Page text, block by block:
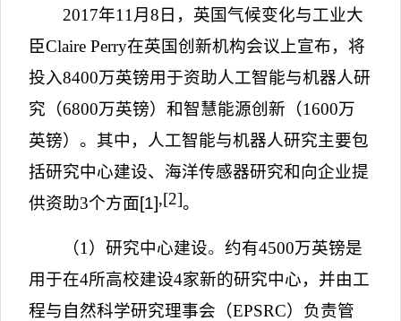
2017年11 月 8 日，英国气候变化与工业大
臣Claire Perry在英国创新机构会议上宣布，将
投入8400万英镑用于资助人工智能与机器人研
究（6800万英镑）和智慧能源创新（1600万
英镑）。其中，人工智能与机器人研究主要包
括研究中心建设、海洋传感器研究和向企业提
供资助3个方面[1],[2]。
（1 ）研究中心建设。 约有4500万英镑是
用于在4所高校建设4家新的研究中心，并由工
程与自然科学研究理事会（EPSRC）负责管